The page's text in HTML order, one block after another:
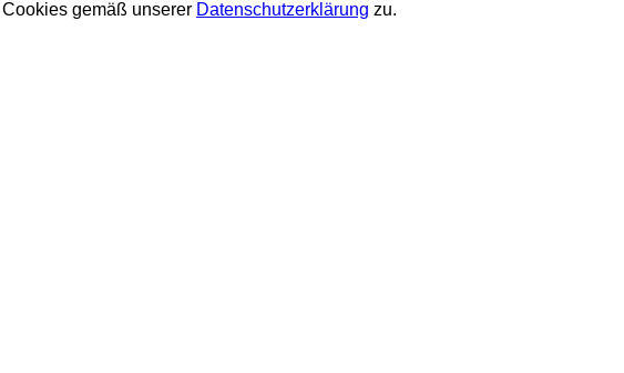
gemäß unserer Datenschutzerklärung zu.